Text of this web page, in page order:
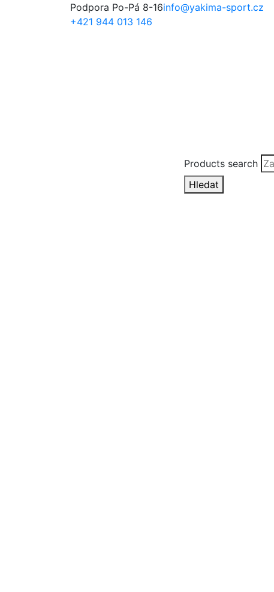
Podpora Po-Pá 8-16
+421 944 013 146
info@yakima-sport.cz
Products search
Hledat